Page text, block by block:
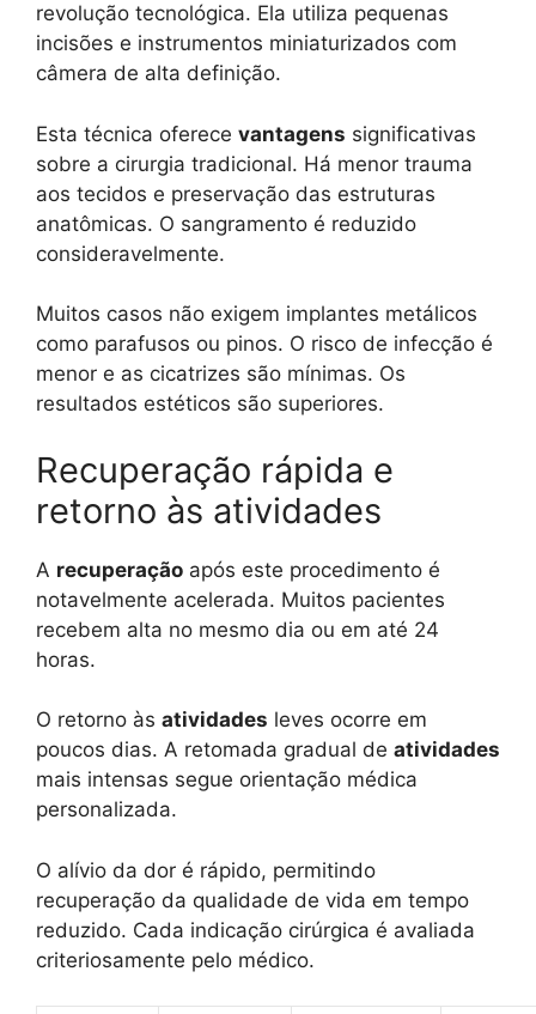
revolução tecnológica. Ela utiliza pequenas
incisões e instrumentos miniaturizados com
câmera de alta definição.
Esta técnica oferece vantagens significativas
sobre a cirurgia tradicional. Há menor trauma
aos tecidos e preservação das estruturas
anatômicas. O sangramento é reduzido
consideravelmente.
Muitos casos não exigem implantes metálicos
como parafusos ou pinos. O risco de infecção é
menor e as cicatrizes são mínimas. Os
resultados estéticos são superiores.
Recuperação rápida e
retorno às atividades
A recuperação após este procedimento é
notavelmente acelerada. Muitos pacientes
recebem alta no mesmo dia ou em até 24
horas.
O retorno às atividades leves ocorre em
poucos dias. A retomada gradual de atividades
mais intensas segue orientação médica
personalizada.
O alívio da dor é rápido, permitindo
recuperação da qualidade de vida em tempo
reduzido. Cada indicação cirúrgica é avaliada
criteriosamente pelo médico.